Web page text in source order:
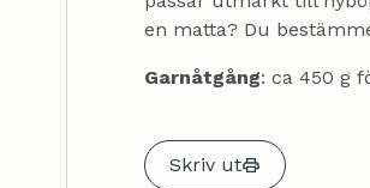
en matta? Du
Garnåtgång: ca 450 g
Skriv ut